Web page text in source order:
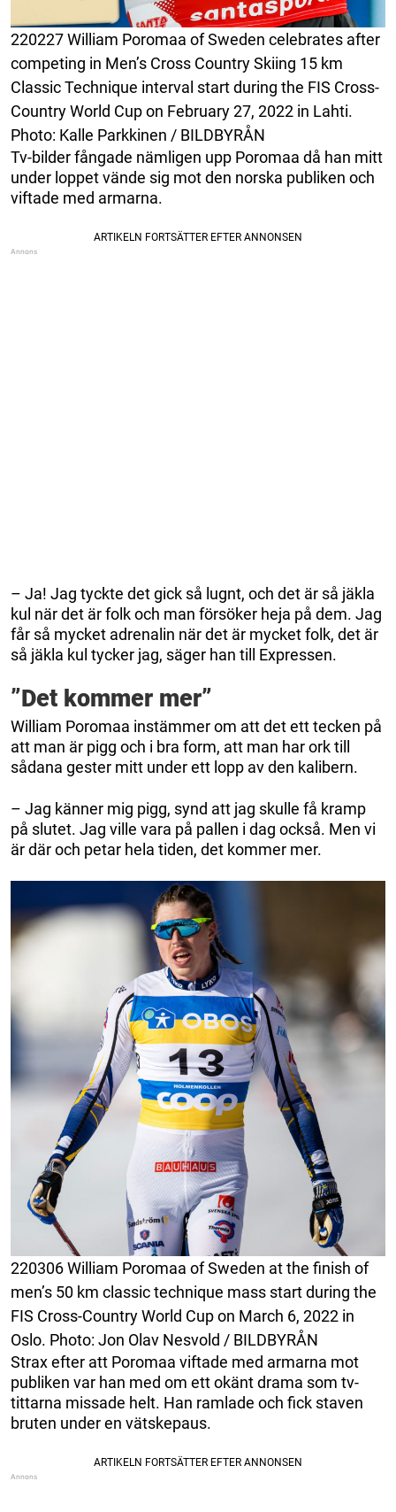
220227 William Poromaa of Sweden celebrates after
competing in Men’s Cross Country Skiing 15 km
Classic Technique interval start during the FIS Cross-
Country World Cup on February 27, 2022 in Lahti.
Photo: Kalle Parkkinen / BILDBYRÅN
Tv-bilder fångade nämligen upp Poromaa då han mitt
under loppet vände sig mot den norska publiken och
viftade med armarna.
– Ja! Jag tyckte det gick så lugnt, och det är så jäkla
kul när det är folk och man försöker heja på dem. Jag
får så mycket adrenalin när det är mycket folk, det är
så jäkla kul tycker jag, säger han till Expressen.
”Det kommer mer”
William Poromaa instämmer om att det ett tecken på
att man är pigg och i bra form, att man har ork till
sådana gester mitt under ett lopp av den kalibern.
– Jag känner mig pigg, synd att jag skulle få kramp
på slutet. Jag ville vara på pallen i dag också. Men vi
är där och petar hela tiden, det kommer mer.
220306 William Poromaa of Sweden at the finish of
men’s 50 km classic technique mass start during the
FIS Cross-Country World Cup on March 6, 2022 in
Oslo. Photo: Jon Olav Nesvold / BILDBYRÅN
Strax efter att Poromaa viftade med armarna mot
publiken var han med om ett okänt drama som tv-
tittarna missade helt. Han ramlade och fick staven
bruten under en vätskepaus.